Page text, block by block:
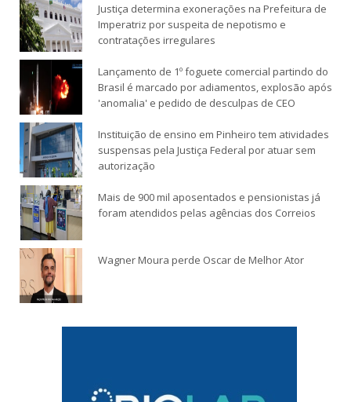
Justiça determina exonerações na Prefeitura de
Imperatriz por suspeita de nepotismo e
contratações irregulares
Lançamento de 1º foguete comercial partindo do
Brasil é marcado por adiamentos, explosão após
'anomalia' e pedido de desculpas de CEO
Instituição de ensino em Pinheiro tem atividades
suspensas pela Justiça Federal por atuar sem
autorização
Mais de 900 mil aposentados e pensionistas já
foram atendidos pelas agências dos Correios
Wagner Moura perde Oscar de Melhor Ator